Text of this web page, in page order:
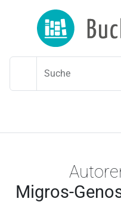
Suche
Migros-